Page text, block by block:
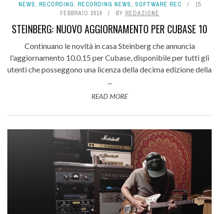
NEWS, RECORDING, RECORDING NEWS, SOFTWARE REC
15
FEBBRAIO 2019
BY REDAZIONE
STEINBERG: NUOVO AGGIORNAMENTO PER CUBASE 10
Continuano le novità in casa Steinberg che annuncia
l'aggiornamento 10.0.15 per Cubase, disponibile per tutti gli
utenti che posseggono una licenza della decima edizione della
...
READ MORE